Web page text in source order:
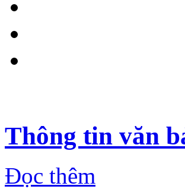
Thông tin văn
Đọc thêm